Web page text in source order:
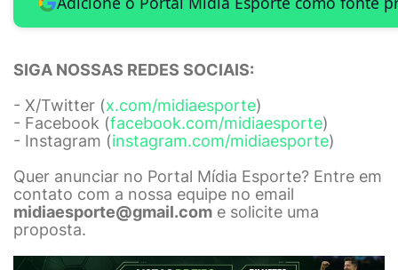
SIGA NOSSAS REDES SOCIAIS:
- X/Twitter (x.com/midiaesporte)
- Facebook (facebook.com/midiaesporte)
- Instagram (instagram.com/midiaesporte)
Quer anunciar no Portal Mídia Esporte? Entre em
contato com a nossa equipe no email
midiaesporte@gmail.com e solicite uma
proposta.